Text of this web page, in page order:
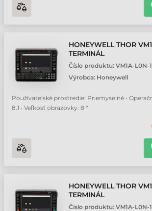
HONEYWELL THOR
TERMINÁL
Číslo produktu: VM1A-L0N-
Výrobca: Honeywell
Používateľské prostredie: Priemyselné •
8.1 • Veľkosť obrazovky: 8 "
HONEYWELL THOR
TERMINÁL
Číslo produktu: VM1A-L0N-